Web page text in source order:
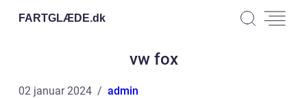
FARTGLÆDE.dk
vw fox
02 januar 2024 admin